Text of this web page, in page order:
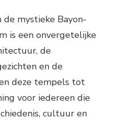
de mystieke Bayon-
is een onvergetelijke
de
en de
deze tempels tot
voor iedereen die
cultuur en